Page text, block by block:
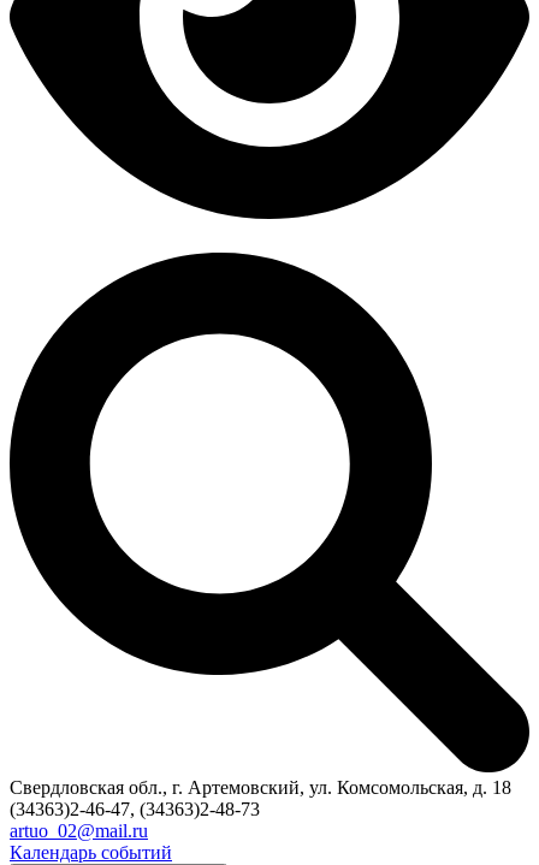
Свердловская обл., г. Артемовский, ул. Комсомольская, д. 18
(34363)2-46-47, (34363)2-48-73
artuo_02@mail.ru
Календарь событий